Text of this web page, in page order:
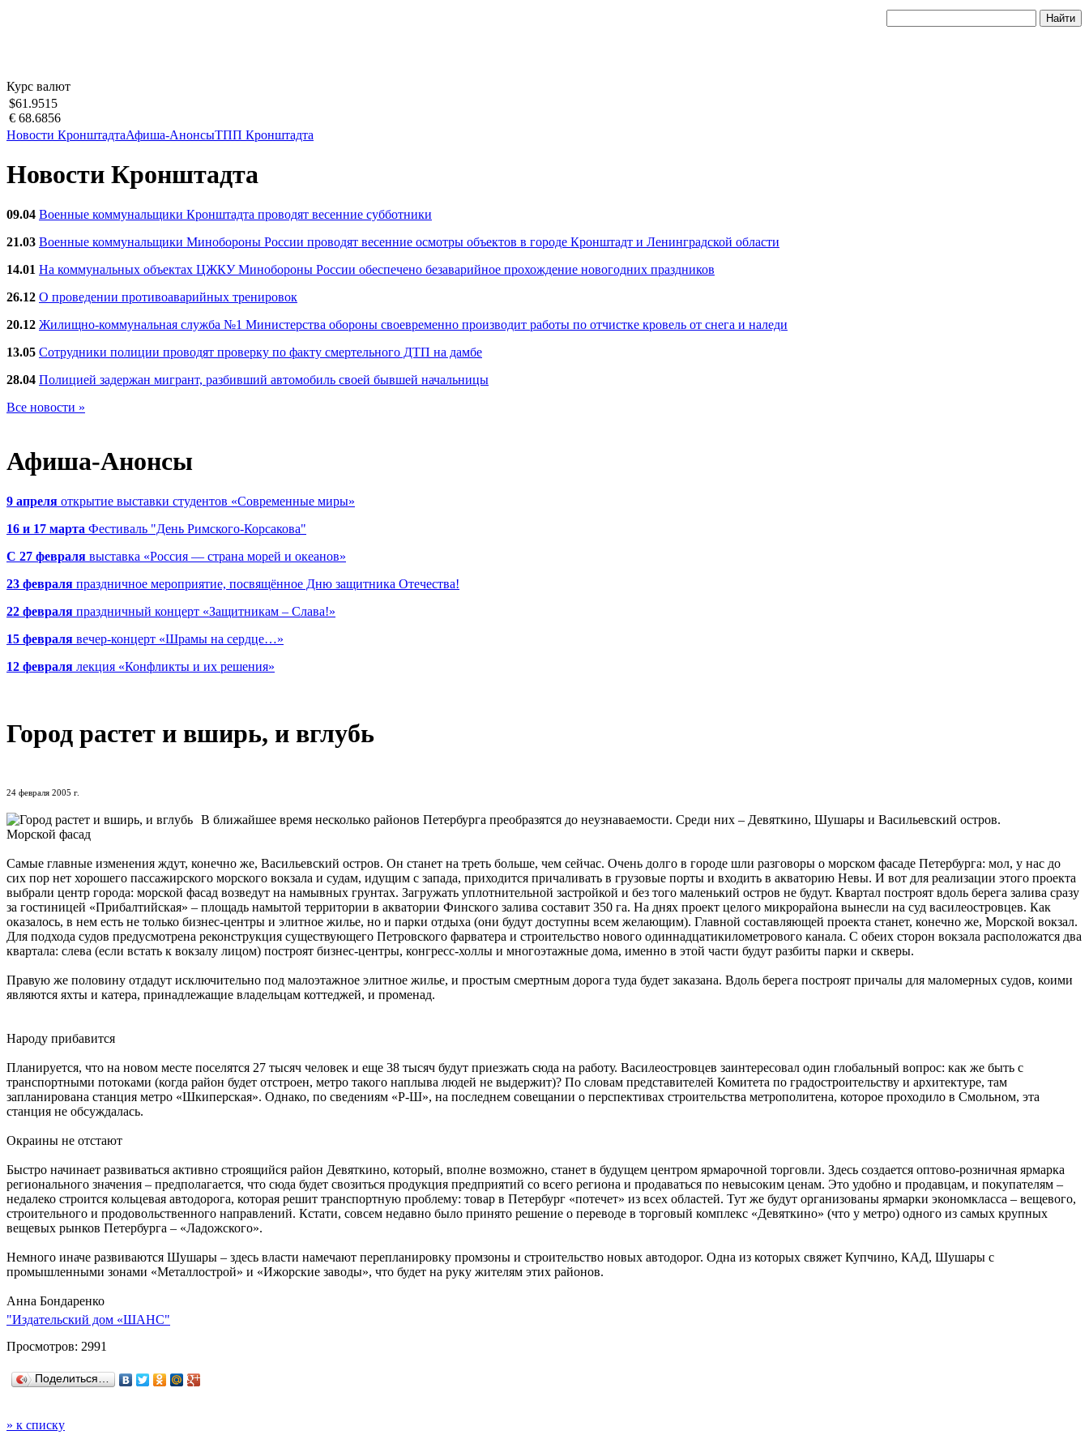
Курс валют
$61.9515
€ 68.6856
Новости КронштадтаАфиша-АнонсыТПП Кронштадта
Новости Кронштадта
09.04 Военные коммунальщики Кронштадта проводят весенние субботники
21.03 Военные коммунальщики Минобороны России проводят весенние осмотры объектов в городе Кронштадт и Ленинградской области
14.01 На коммунальных объектах ЦЖКУ Минобороны России обеспечено безаварийное прохождение новогодних праздников
26.12 О проведении противоаварийных тренировок
20.12 Жилищно-коммунальная служба №1 Министерства обороны своевременно производит работы по отчистке кровель от снега и наледи
13.05 Сотрудники полиции проводят проверку по факту смертельного ДТП на дамбе
28.04 Полицией задержан мигрант, разбивший автомобиль своей бывшей начальницы
Все новости »
Афиша-Анонсы
9 апреля открытие выставки студентов «Современные миры»
16 и 17 марта Фестиваль "День Римского-Корсакова"
С 27 февраля выставка «Россия — страна морей и океанов»
23 февраля праздничное мероприятие, посвящённое Дню защитника Отечества!
22 февраля праздничный концерт «Защитникам – Слава!»
15 февраля вечер-концерт «Шрамы на сердце…»
12 февраля лекция «Конфликты и их решения»
Город растет и вширь, и вглубь
24 февраля 2005 г.
В ближайшее время несколько районов Петербурга преобразятся до неузнаваемости. Среди них – Девяткино, Шушары и Васильевский остров.
Морской фасад
Самые главные изменения ждут, конечно же, Васильевский остров. Он станет на треть больше, чем сейчас. Очень долго в городе шли разговоры о морском фасаде Петербурга: мол, у нас до
сих пор нет хорошего пассажирского морского вокзала и судам, идущим с запада, приходится причаливать в грузовые порты и входить в акваторию Невы. И вот для реализации этого проекта
выбрали центр города: морской фасад возведут на намывных грунтах. Загружать уплотнительной застройкой и без того маленький остров не будут. Квартал построят вдоль берега залива сразу
за гостиницей «Прибалтийская» – площадь намытой территории в акватории Финского залива составит 350 га. На днях проект целого микрорайона вынесли на суд василеостровцев. Как
оказалось, в нем есть не только бизнес-центры и элитное жилье, но и парки отдыха (они будут доступны всем желающим). Главной составляющей проекта станет, конечно же, Морской вокзал.
Для подхода судов предусмотрена реконструкция существующего Петровского фарватера и строительство нового одиннадцатикилометрового канала. С обеих сторон вокзала расположатся два
квартала: слева (если встать к вокзалу лицом) построят бизнес-центры, конгресс-холлы и многоэтажные дома, именно в этой части будут разбиты парки и скверы.
Правую же половину отдадут исключительно под малоэтажное элитное жилье, и простым смертным дорога туда будет заказана. Вдоль берега построят причалы для маломерных судов, коими
являются яхты и катера, принадлежащие владельцам коттеджей, и променад.
Народу прибавится
Планируется, что на новом месте поселятся 27 тысяч человек и еще 38 тысяч будут приезжать сюда на работу. Василеостровцев заинтересовал один глобальный вопрос: как же быть с
транспортными потоками (когда район будет отстроен, метро такого наплыва людей не выдержит)? По словам представителей Комитета по градостроительству и архитектуре, там
запланирована станция метро «Шкиперская». Однако, по сведениям «Р-Ш», на последнем совещании о перспективах строительства метрополитена, которое проходило в Смольном, эта
станция не обсуждалась.
Окраины не отстают
Быстро начинает развиваться активно строящийся район Девяткино, который, вполне возможно, станет в будущем центром ярмарочной торговли. Здесь создается оптово-розничная ярмарка
регионального значения – предполагается, что сюда будет свозиться продукция предприятий со всего региона и продаваться по невысоким ценам. Это удобно и продавцам, и покупателям –
недалеко строится кольцевая автодорога, которая решит транспортную проблему: товар в Петербург «потечет» из всех областей. Тут же будут организованы ярмарки экономкласса – вещевого,
строительного и продовольственного направлений. Кстати, совсем недавно было принято решение о переводе в торговый комплекс «Девяткино» (что у метро) одного из самых крупных
вещевых рынков Петербурга – «Ладожского».
Немного иначе развиваются Шушары – здесь власти намечают перепланировку промзоны и строительство новых автодорог. Одна из которых свяжет Купчино, КАД, Шушары с
промышленными зонами «Металлострой» и «Ижорские заводы», что будет на руку жителям этих районов.
Анна Бондаренко
"Издательский дом «ШАНС"
Просмотров: 2991
Поделиться…
» к списку